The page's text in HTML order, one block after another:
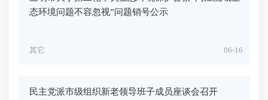
态环境问题不容忽视”问题销号公示
06-16
其它
民主党派市级组织新老领导班子成员座谈会召开